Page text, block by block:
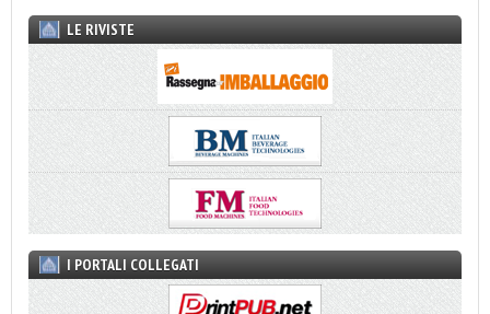
LE RIVISTE
I PORTALI COLLEGATI